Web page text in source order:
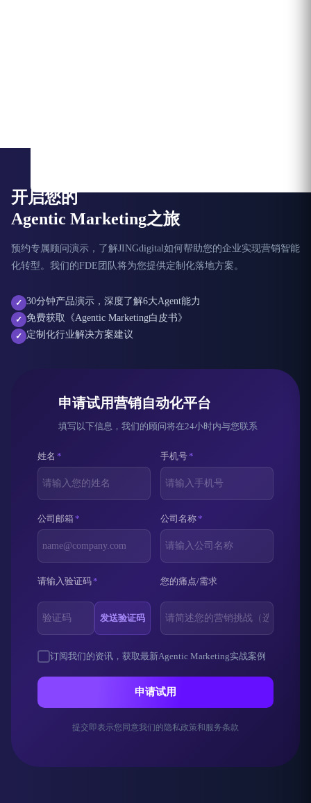
开启您的
Agentic Marketing之旅
预约专属顾问演示，了解JINGdigital如何帮助您的企业实现营销智能
化转型。我们的FDE团队将为您提供定制化落地方案。
✓ 30分钟产品演示，深度了解6大Agent能力
✓ 免费获取《Agentic Marketing白皮书》
✓ 定制化行业解决方案建议
申请试用营销自动化平台
填写以下信息，我们的顾问将在24小时内与您联系
姓名 * 手机号*
公司邮箱* 公司名称*
请输入验证码*
发送验证码
您的痛点/需求
订阅我们的资讯，获取最新Agentic Marketing实战案例
申请试用
提交即表示您同意我们的隐私政策和服务条款